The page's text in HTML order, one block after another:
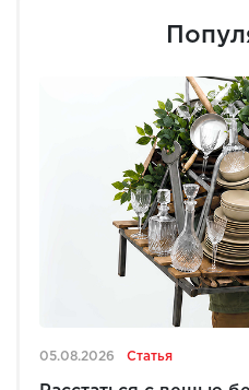
05.08.2026 Статья